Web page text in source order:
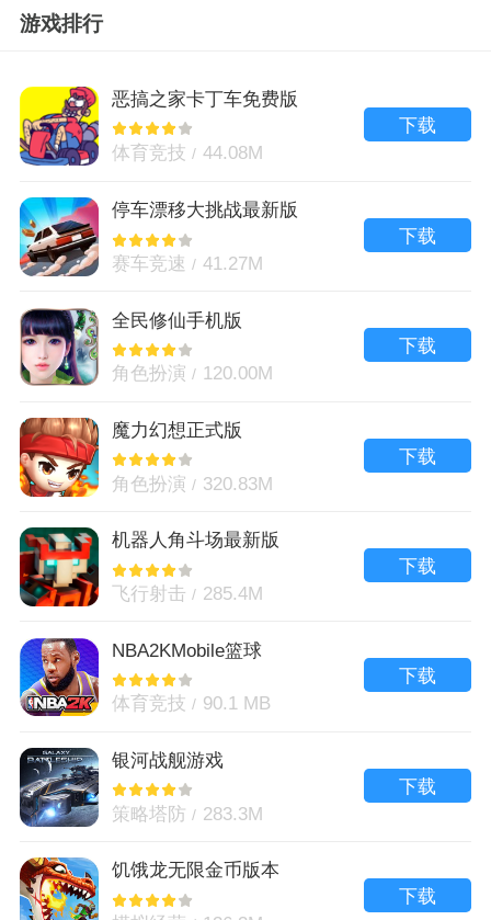
游戏排行
恶搞之家卡丁车免费版
体育竞技 44.08M
下载
停车漂移大挑战最新版
赛车竞速 41.27M
下载
全民修仙手机版
角色扮演 120.00M
下载
魔力幻想正式版
角色扮演 320.83M
下载
机器人角斗场最新版
飞行射击 285.4M
下载
NBA2KMobile篮球
体育竞技 90.1 MB
下载
银河战舰游戏
策略塔防 283.3M
下载
饥饿龙无限金币版本
下载